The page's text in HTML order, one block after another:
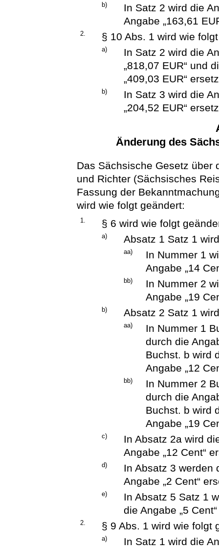
b)
In Satz 2 wird die
Angabe „163,61
2. § 10 Abs. 1 wird wie
a)
In Satz 2 wird die
„818,07 EUR“ und
„409,03 EUR“
b)
In Satz 3 wird die
„204,52 EUR“
Änderung des
Das Sächsische Gesetz über
und Richter (Sächsisches
Fassung der
wird wie folgt geändert:
1. § 6 wird wie folgt
a) Absatz 1 Satz 1
aa)
In Nummer 1
Angabe „14
bb)
In Nummer 2
Angabe „19
b) Absatz 2 Satz 1
aa)
In Nummer 1
durch die
Buchst. b wird
Angabe „12
bb)
In Nummer 2
durch die
Buchst. b wird
Angabe „19
c)
In Absatz 2a wird
Angabe „12 Cent“
d)
In Absatz 3 werden
Angabe „2 Cent“
e)
In Absatz 5 Satz 1
die Angabe „5
2. § 9 Abs. 1 wird wie folgt
a)
In Satz 1 wird die